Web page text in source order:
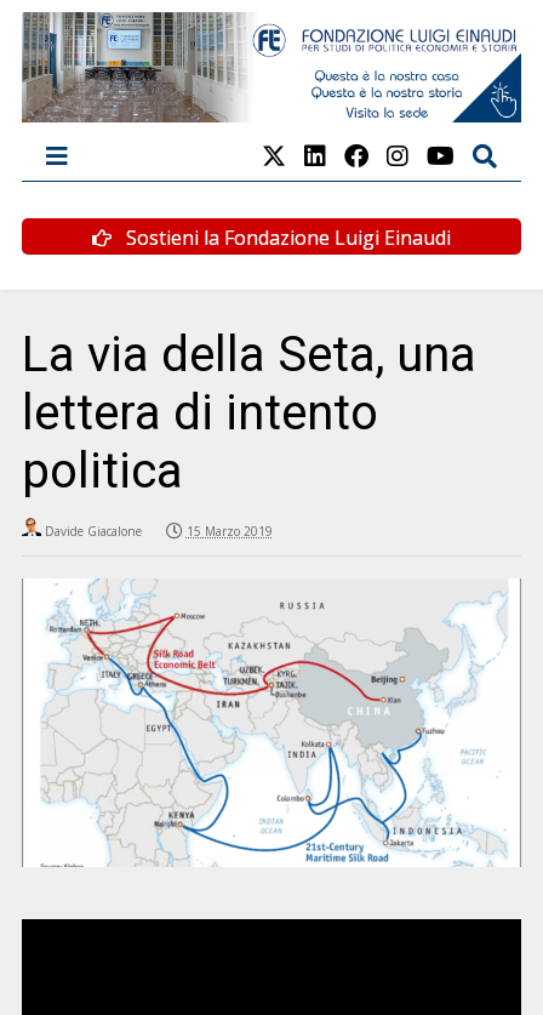
Sostieni la Fondazione Luigi Einaudi
La via della Seta, una
lettera di intento
politica
Davide Giacalone 15 Marzo 2019